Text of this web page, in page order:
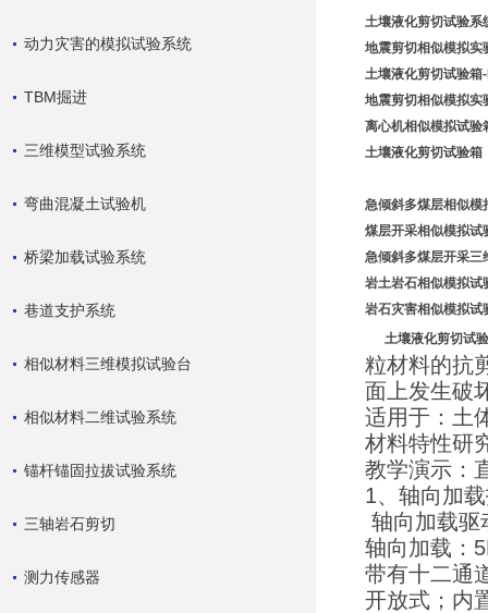
动力灾害的模拟试验系统
TBM掘进
三维模型试验系统
弯曲混凝土试验机
桥梁加载试验系统
巷道支护系统
相似材料三维模拟试验台
相似材料二维试验系统
锚杆锚固拉拔试验系统
三轴岩石剪切
测力传感器
土壤液化剪切试验系
地震剪切相似模拟实
土壤液化剪切试验箱
地震剪切相似模拟实
离心机相似模拟试验
土壤液化剪切试验箱
急倾斜多煤层相似模
煤层开采相似模拟试
急倾斜多煤层开采
岩土岩石相似模拟试
岩石灾害相似模拟试
土壤液化剪切试
粒材料的抗
面上发生破
适用于：土
材料特性研
教学演示：
1、轴向加
轴向加载驱
轴向加载：
带有十二通
开放式；内